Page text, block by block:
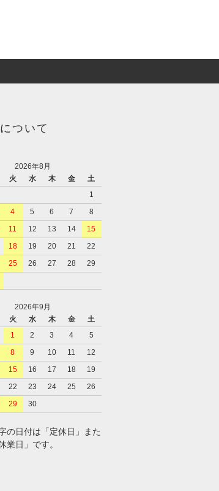
ついて
2026年8月
火 水 木 金
土
1
4 5 6 7
8
11 12 13 14
15
18 19 20 21
22
25 26 27 28
29
2026年9月
火 水 木 金
土
1
2 3 4
5
8 9 10 11
12
15 16 17 18
19
22 23 24 25
26
29 30
の日付は「定休日」また
業日」です。